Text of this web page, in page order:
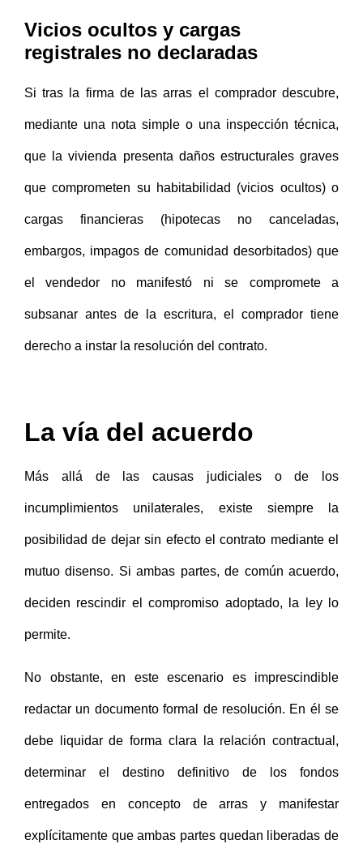
Vicios ocultos y cargas
registrales no declaradas
Si tras la firma de las arras el comprador descubre,
mediante una nota simple o una inspección técnica,
que la vivienda presenta daños estructurales graves
que comprometen su habitabilidad (vicios ocultos) o
cargas financieras (hipotecas no canceladas,
embargos, impagos de comunidad desorbitados) que
el vendedor no manifestó ni se compromete a
subsanar antes de la escritura, el comprador tiene
derecho a instar la resolución del contrato.
La vía del acuerdo
Más allá de las causas judiciales o de los
incumplimientos unilaterales, existe siempre la
posibilidad de dejar sin efecto el contrato mediante el
mutuo disenso. Si ambas partes, de común acuerdo,
deciden rescindir el compromiso adoptado, la ley lo
permite.
No obstante, en este escenario es imprescindible
redactar un documento formal de resolución. En él se
debe liquidar de forma clara la relación contractual,
determinar el destino definitivo de los fondos
entregados en concepto de arras y manifestar
explícitamente que ambas partes quedan liberadas de